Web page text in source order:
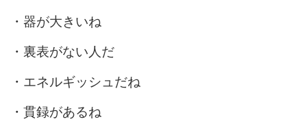
・器が大きいね
・裏表がない人だ
・エネルギッシュだね
・貫録があるね